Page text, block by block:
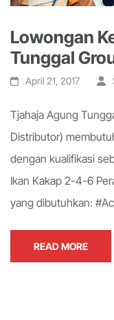
Lowongan
Tunggal
April 21, 2017
Tjahaja Agung
Distributor)
dengan kualifikasi
Ikan Kakap 2-4-6
yang dibutuhkan:
READ MORE